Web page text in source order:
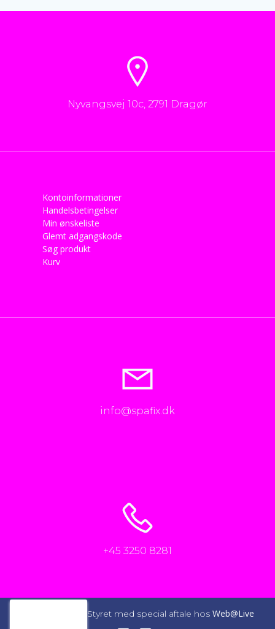
Nyvangsvej 10c, 2791 Dragør
Kontoinformationer
Handelsbetingelser
Min ønskeliste
Glemt adgangskode
Søg produkt
Kurv
info@spafix.dk
+45 3250 8281
© 2026 SpaFix. Styret med special aftale hos Web@Live